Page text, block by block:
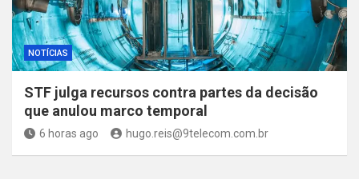
NOTÍCIAS
STF julga recursos contra partes da decisão
que anulou marco temporal
6 horas ago hugo.reis@9telecom.com.br